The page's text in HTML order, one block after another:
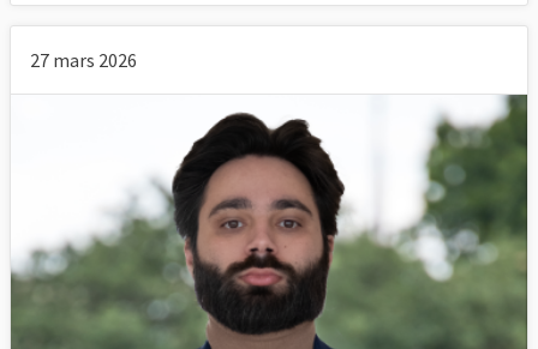
27 mars 2026